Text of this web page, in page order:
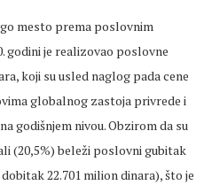
mesto prema poslovnim
godini je realizovao poslovne
koji su usled naglog pada cene
globalnog zastoja privrede i
godišnjem nivou. Obzirom da su
(20,5%) beleži poslovni gubitak
22.701 milion dinara), što je